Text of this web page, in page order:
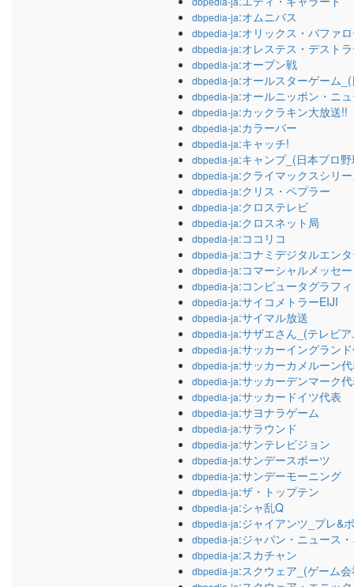
dbpedia-ja:オムニバス
dbpedia-ja:オリックス・バファ
dbpedia-ja:オレステス・デスト
dbpedia-ja:オープン戦
dbpedia-ja:オールスターゲーム
dbpedia-ja:オールニッポン・ニ
dbpedia-ja:カックラキン大放送!!
dbpedia-ja:カラーバー
dbpedia-ja:キャッチ!
dbpedia-ja:キャンプ_(日本プロ
dbpedia-ja:クライマックスシリ
dbpedia-ja:クリス・ペプラー
dbpedia-ja:クロステレビ
dbpedia-ja:クロスネット局
dbpedia-ja:ココリコ
dbpedia-ja:コナミデジタルエン
dbpedia-ja:コマーシャルメッセ
dbpedia-ja:コンピュータグラフ
dbpedia-ja:サイコメトラーEIJI
dbpedia-ja:サイマル放送
dbpedia-ja:サザエさん_(テレビ
dbpedia-ja:サッカーイングラン
dbpedia-ja:サッカーカメルーン
dbpedia-ja:サッカーデンマーク
dbpedia-ja:サッカードイツ代表
dbpedia-ja:サヨナラゲーム
dbpedia-ja:サラウンド
dbpedia-ja:サンテレビジョン
dbpedia-ja:サンデースポーツ
dbpedia-ja:サンデーモーニング
dbpedia-ja:ザ・トップテン
dbpedia-ja:シャ乱Q
dbpedia-ja:ジャイアンツ_プレ&
dbpedia-ja:ジャパン・ニュース
dbpedia-ja:スカチャン
dbpedia-ja:スクウェア_(ゲーム